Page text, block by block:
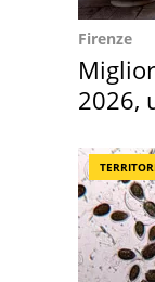
Firenze
2026,